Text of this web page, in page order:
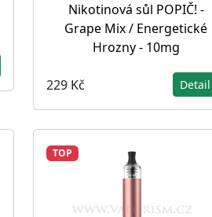
Nikotinová sůl POPIČ! -
Grape Mix / Energetické
Hrozny - 10mg
229 Kč Detail
TOP